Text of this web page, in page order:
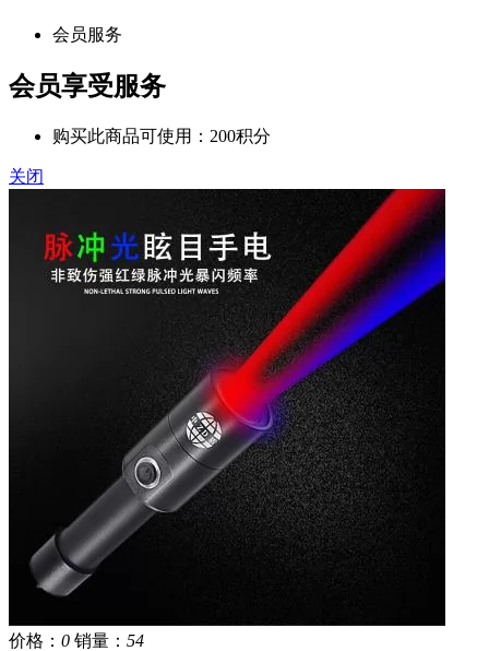
会员服务
会员享受服务
购买此商品可使用：200积分
关闭
价格： 0 销量： 54